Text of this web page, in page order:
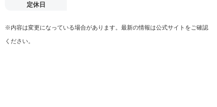
定休日
※内容は変更になっている場合があります。最新の情報は公式サイトをご確認
ください。